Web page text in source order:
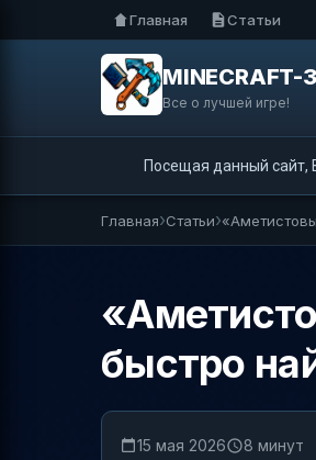
Главная Статьи
MINECRAFT-
Все о лучшей игре!
Посещая данный сайт,
Главная Статьи
быстро
15 мая 2026 8 минут